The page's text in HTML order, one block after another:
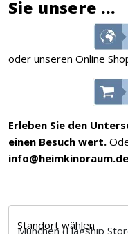
Sie unsere ...
oder unseren Online
Erleben Sie den
einen Besuch wert.
info@heimkinoraum.de
Standort wählen